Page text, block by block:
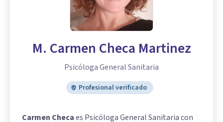
M. Carmen Checa Martinez
Psicóloga General Sanitaria
Profesional verificado
Carmen Checaes Psicóloga General Sanitaria con